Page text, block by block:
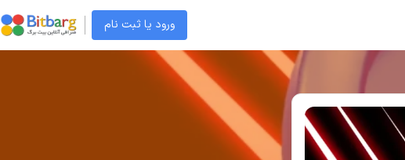
ورود یا ثبت نام